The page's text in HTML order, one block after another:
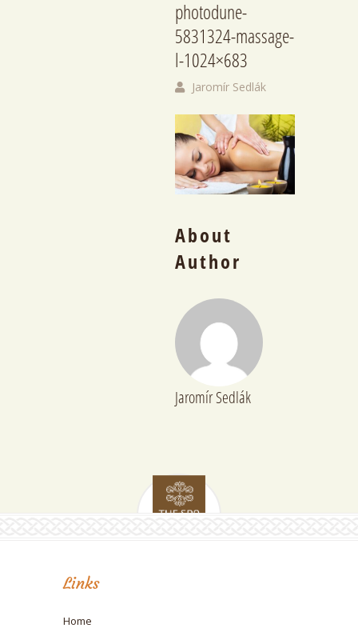
photodune-
5831324-massage-
l-1024×683
Jaromír Sedlák
About
Author
Jaromír Sedlák
Links
Home